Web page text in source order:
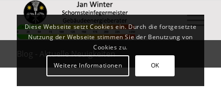
Blog - Aktuelle Neuigkeiten
Diese Webseite setzt Cookies ein. Durch die fortgesetzte
Nutzung der Webseite stimmen Sie der Benutzung von
Cookies zu.
Weitere Informationen OK